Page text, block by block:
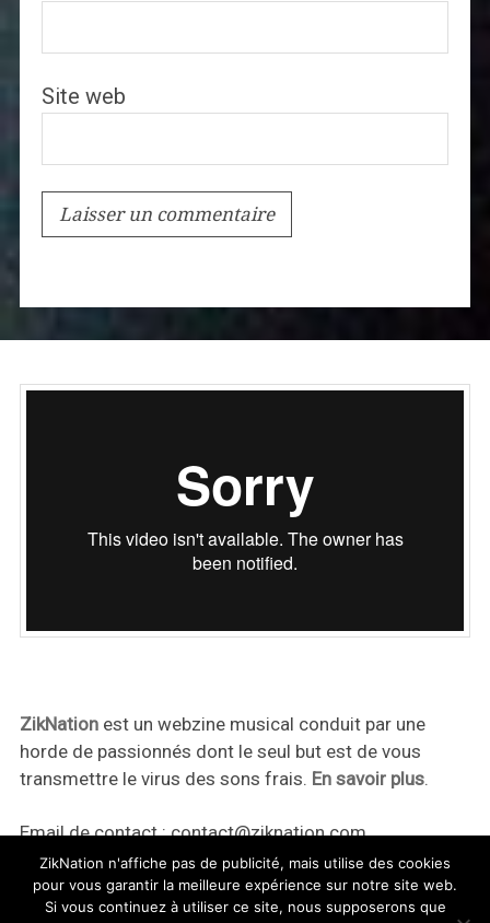
Site web
ZikNationest un webzine musical conduit par une
horde de passionnés dont le seul but est de vous
transmettre le virus des sons frais. En savoir plus.
Email de contact :contact@ziknation.com
ZikNation n'affiche pas de publicité, mais utilise des cookies
pour vous garantir la meilleure expérience sur notre site web.
Si vous continuez à utiliser ce site, nous supposerons que